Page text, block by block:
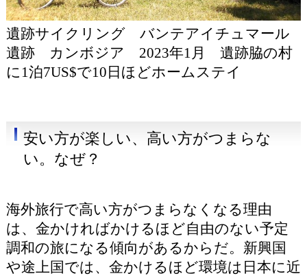
遺跡サイクリング バンテアイチュマール
遺跡 カンボジア 2023年1月 遺跡脇の村
に1泊7US$で10日ほどホームステイ
安い方が楽しい、高い方がつまらな
い。なぜ？
海外旅行で高い方がつまらなくなる理由
は、金かければかけるほど自由のない予定
調和の旅になる傾向があるからだ。新興国
や途上国では、金かけるほど環境は日本に近